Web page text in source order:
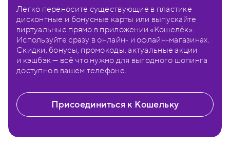
Легко переносите существующие в пластике
дисконтные и бонусные карты или выпускайте
виртуальные прямо в приложении «Кошелёк».
Используйте сразу в онлайн- и офлайн-магазинах.
Скидки, бонусы, промокоды, актуальные акции
и кэшбэк — всё что нужно для выгодного шопинга
доступно в вашем телефоне.
Присоединиться к Кошельку